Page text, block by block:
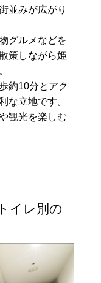
並みが広がり
グルメなどを
策しながら姫
約10分とアク
な立地です。
観光を楽しむ
イレ別の